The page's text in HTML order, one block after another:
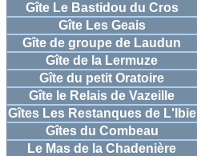
Gîte Le Bastidou du Cros
Gîte Les Geais
Gîte de groupe de Laudun
Gîte de la Lermuze
Gîte du petit Oratoire
Gîte le Relais de Vazeille
Gîtes Les Restanques de L'Ibie
Gîtes du Combeau
Le Mas de la Chadenière